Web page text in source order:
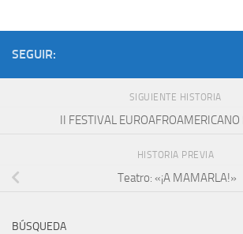
SEGUIR:
SIGUIENTE HISTORIA
II FESTIVAL EUROAFROAMERICANO
HISTORIA PREVIA
Teatro: «¡A MAMARLA!»
BÚSQUEDA